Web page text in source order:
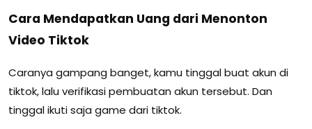
Cara Mendapatkan Uang dari Menonton
Video Tiktok
Caranya gampang banget, kamu tinggal buat akun di
tiktok, lalu verifikasi pembuatan akun tersebut. Dan
tinggal ikuti saja game dari tiktok.